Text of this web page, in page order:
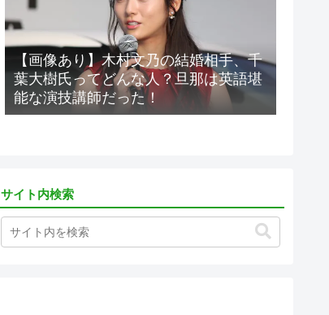
【画像あり】木村文乃の結婚相手、千
葉大樹氏ってどんな人？旦那は英語堪
能な演技講師だった！
サイト内検索